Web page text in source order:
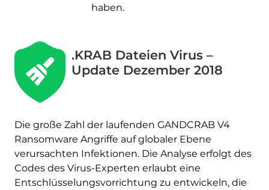
haben.
.KRAB Dateien Virus –
Update Dezember 2018
Die große Zahl der laufenden GANDCRAB V4
Ransomware Angriffe auf globaler Ebene
verursachten Infektionen. Die Analyse erfolgt des
Codes des Virus-Experten erlaubt eine
Entschlüsselungsvorrichtung zu entwickeln, die